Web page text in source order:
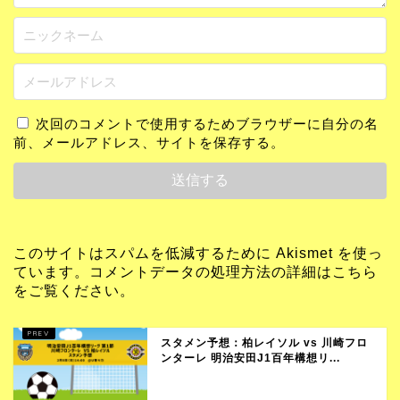
次回のコメントで使用するためブラウザーに自分の名
前、メールアドレス、サイトを保存する。
このサイトはスパムを低減するために Akismet を使っ
ています。
コメントデータの処理方法の詳細はこちら
をご覧ください 。
スタメン予想：柏レイソル vs 川崎フロ
ンターレ 明治安田J1百年構想リ...